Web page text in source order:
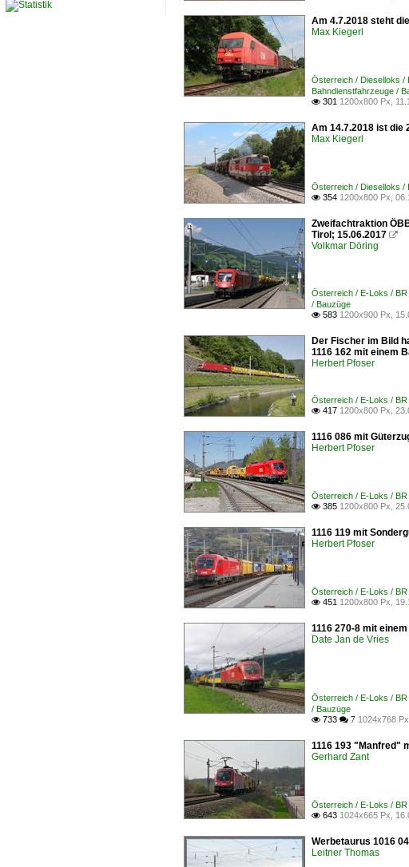
Am 4.7.2018 steht
Max Kiegerl
Österreich / Dieselloks
Bahndienstfahrzeuge /
 301 1200x800 Px,
Am 14.7.2018 ist die
Max Kiegerl
Österreich / Dieselloks /
 354 1200x800 Px,
Zweifachtraktion
Tirol; 15.06.2017 
Volkmar Döring
Österreich / E-Loks /
/ Bauzüge
 583 1200x900 Px,
Der Fischer im Bild
1116 162 mit einem
Herbert Pfoser
Österreich / E-Loks /
 417 1200x800 Px,
1116 086 mit
Herbert Pfoser
Österreich / E-Loks /
 385 1200x800 Px,
1116 119 mit
Herbert Pfoser
Österreich / E-Loks /
 451 1200x800 Px,
1116 270-8 mit
Date Jan de Vries
Österreich / E-Loks /
/ Bauzüge
 733  7 1024x768
1116 193 "Manfred"
Gerhard Zant
Österreich / E-Loks /
 643 1024x665 Px,
Werbetaurus 1016
Leitner Thomas